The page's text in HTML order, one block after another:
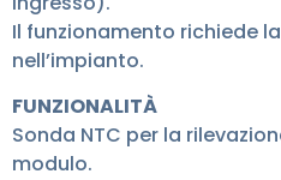
Il funzionamento richiede
nell’impianto.
FUNZIONALITÀ
Sonda NTC per la
modulo.